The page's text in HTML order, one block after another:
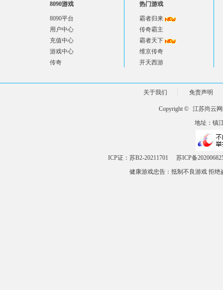
8090游戏
8090平台
用户中心
充值中心
游戏中心
传奇
热门游戏
霸者归来
传奇霸主
霸者天下
维京传奇
开天西游
关于我们 免责声明
Copyright © 江苏尚云
地址：镇
ICP证：苏B2-20211701
苏ICP备
健康游戏忠告：抵制不良游戏 拒